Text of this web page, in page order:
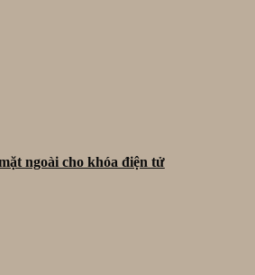
ngoài cho khóa điện tử